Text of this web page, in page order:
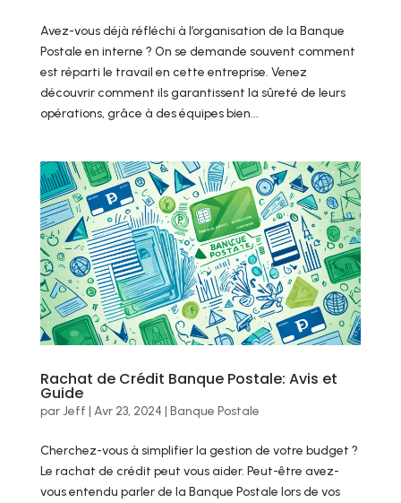
Avez-vous déjà réfléchi à l’organisation de la Banque
Postale en interne ? On se demande souvent comment
est réparti le travail en cette entreprise. Venez
découvrir comment ils garantissent la sûreté de leurs
opérations, grâce à des équipes bien...
Rachat de Crédit Banque Postale: Avis et
Guide
parJeff | Avr 23, 2024 | Banque Postale
Cherchez-vous à simplifier la gestion de votre budget ?
Le rachat de crédit peut vous aider. Peut-être avez-
vous entendu parler de la Banque Postale lors de vos